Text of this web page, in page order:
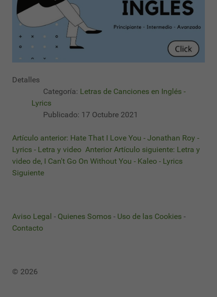
Detalles
Categoría: Letras de Canciones en Inglés -
Lyrics
Publicado: 17 Octubre 2021
Artículo anterior: Hate That I Love You - Jonathan Roy -
Lyrics - Letra y video Anterior Artículo siguiente: Letra y
video de, I Can't Go On Without You - Kaleo - Lyrics
Siguiente
Aviso Legal - Quienes Somos - Uso de las Cookies -
Contacto
© 2026